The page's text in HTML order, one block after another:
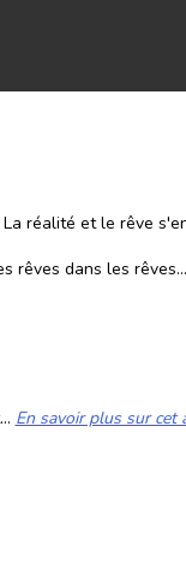
réalité et le rêve
rêves dans les
En savoir plus sur cet